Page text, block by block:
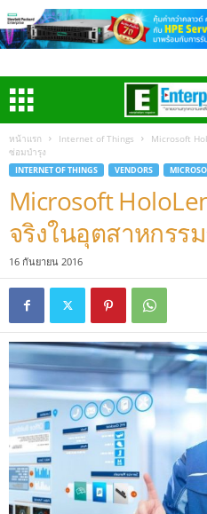
หน้าแรก Internet of Things
Microsoft
ซ่อมบำรุง
INTERNET OF THINGS VENDORS
Microsoft
จริงในอุตสาหกรร
16 กันยายน 2016